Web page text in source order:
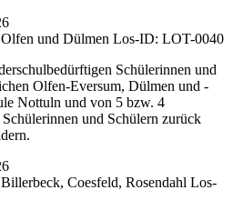
und Dülmen Los-ID: LOT-0040
Schülerinnen und
Olfen-Eversum, Dülmen und -
Nottuln und von 5 bzw. 4
und Schülern zurück
Coesfeld, Rosendahl Los-